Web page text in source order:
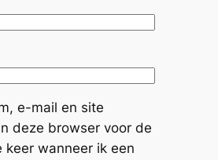
e-mail en site
deze browser voor de
keer wanneer ik een